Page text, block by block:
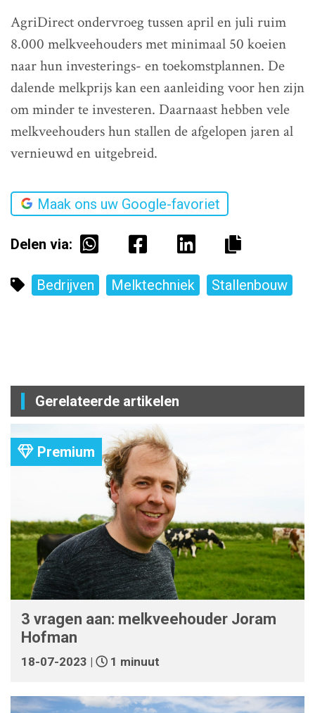
AgriDirect ondervroeg tussen april en juli ruim
8.000 melkveehouders met minimaal 50 koeien
naar hun investerings- en toekomstplannen. De
dalende melkprijs kan een aanleiding voor hen zijn
om minder te investeren. Daarnaast hebben vele
melkveehouders hun stallen de afgelopen jaren al
vernieuwd en uitgebreid.
Maak ons uw Google-favoriet
Delen via:
Bedrijven Melktechniek Stallenbouw
Gerelateerde artikelen
Premium
3 vragen aan: melkveehouder Joram
Hofman
18-07-2023 | 1 minuut